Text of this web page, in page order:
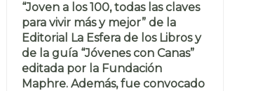
“Joven a los 100, todas las claves
para vivir más y mejor” de la
Editorial La Esfera de los Libros y
de la guía “Jóvenes con Canas”
editada por la Fundación
Maphre. Además, fue convocado